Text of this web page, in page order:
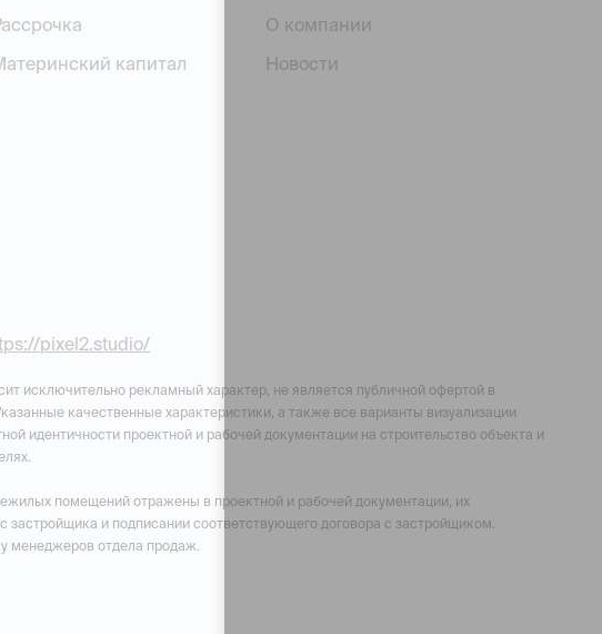
капитал
О компании
Новости
pixel2.studio/
исключительно рекламный характер, не является публичной офертой в
качественные характеристики, а также все варианты визуализации
идентичности проектной и рабочей документации на строительство объекта и
помещений отражены в проектной и рабочей документации, их
застройщика и подписании соответствующего договора с застройщиком.
менеджеров отдела продаж.